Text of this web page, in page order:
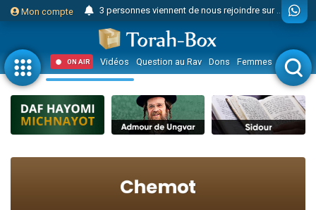
Mon compte
Odaya vient de donner son Maasser
3 personnes viennent de faire un don pour 5 jours de vacances aux Orphelins
3 personnes viennent de faire un don pour Diane, 80 ans, dans un appartement insalubre
2 personnes viennent de nous rejoindre sur WhatsApp
13 personnes viennent de demander une bénédiction
30 personnes viennent de faire un don pour Sauvez la jambe de Yohan
Il reste 49 places pour étudier en groupe sur Zoom
12 nouvelles musiques dans Torah-Box Music
ON AIR Vidéos Question au Rav Dons Femmes Enfants